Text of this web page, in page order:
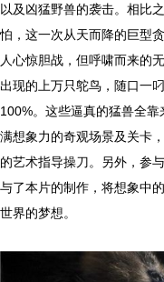
以及凶猛野兽的袭击。相比
怕，这一次从天而降的巨型
人心惊胆战，但呼啸而来的
出现的上万只鸵鸟，随口一
100%。这些逼真的猛兽全
满想象力的奇观场景及关卡
的艺术指导操刀。另外，参
与了本片的制作，将想象中
世界的梦想。